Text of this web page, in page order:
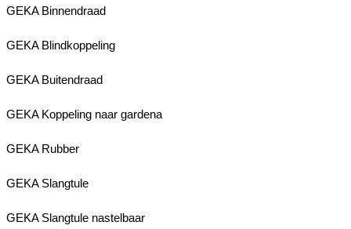
GEKA Binnendraad
GEKA Blindkoppeling
GEKA Buitendraad
GEKA Koppeling naar gardena
GEKA Rubber
GEKA Slangtule
GEKA Slangtule nastelbaar